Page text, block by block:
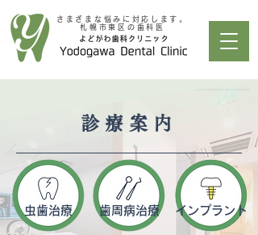
さまざまな悩みに対応します。
札幌市東区の歯科医
Treatment
診療案内
​虫歯治療 ​歯周病治療 インプラント